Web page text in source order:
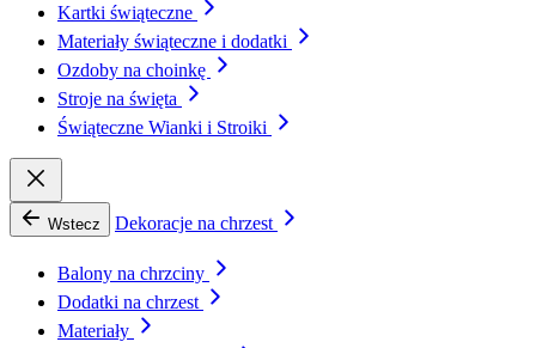
Kartki świąteczne
Materiały świąteczne i dodatki
Ozdoby na choinkę
Stroje na święta
Świąteczne Wianki i Stroiki
Wstecz Dekoracje na chrzest
Balony na chrzciny
Dodatki na chrzest
Materiały